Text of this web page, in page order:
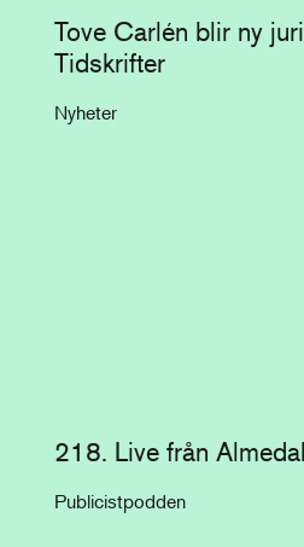
Tove Carlén blir ny
Tidskrifter
Nyheter
218. Live från
Publicistpodden